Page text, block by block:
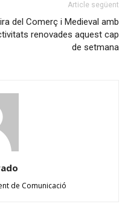
Article següent
del Comerç i Medieval amb
renovades aquest cap
de setmana
de Comunicació